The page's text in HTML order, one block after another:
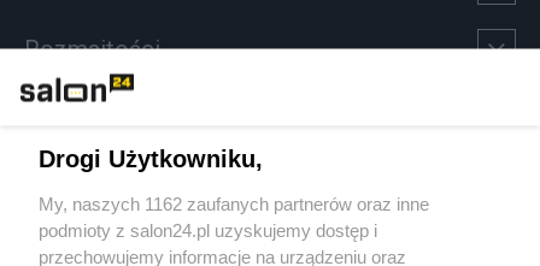
Rozmaitości
Sport
Społeczeństwo
Drogi Użytkowniku,
My, naszych 1162 zaufanych partnerów oraz inne
podmioty z salon24.pl uzyskujemy dostęp i
przechowujemy informacje na urządzeniu oraz